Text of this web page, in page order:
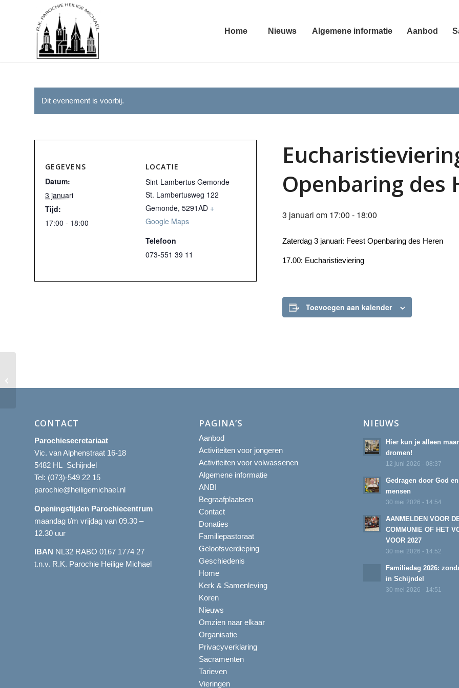
Home Nieuws Algemene informatie Aanbod
Dit evenement is voorbij.
Openbaring des
3 januari om 17:00 - 18:00
Zaterdag 3 januari: Feest Openbaring des Heren
17.00: Eucharistieviering
Toevoegen aan kalender
GEGEVENS
Datum:
3 januari
Tijd:
17:00 - 18:00
LOCATIE
Sint-Lambertus Gemonde
St. Lambertusweg 122
Gemonde, 5291AD +
Google Maps
Telefoon
073-551 39 11
CONTACT
Parochiesecretariaat
Vic. van Alphenstraat 16-18
5482 HL Schijndel
Tel: (073)-549 22 15
parochie@heiligemichael.nl
Openingstijden Parochiecentrum
maandag t/m vrijdag van 09.30 –
12.30 uur
IBAN NL32 RABO 0167 1774 27
t.n.v. R.K. Parochie Heilige Michael
PAGINA’S
Aanbod
Activiteiten voor jongeren
Activiteiten voor volwassenen
Algemene informatie
ANBI
Begraafplaatsen
Contact
Donaties
Familiepastoraat
Geloofsverdieping
Geschiedenis
Home
Kerk & Samenleving
Koren
Nieuws
Omzien naar elkaar
Organisatie
Privacyverklaring
Sacramenten
Tarieven
Vieringen
NIEUWS
Hier kun je alleen
dromen!
12 juni 2026 - 08:37
Gedragen door God
mensen
30 mei 2026 - 14:54
AANMELDEN VOOR
COMMUNIE OF HET
VOOR 2027
30 mei 2026 - 14:52
Familiedag 2026:
in Schijndel
30 mei 2026 - 14:51